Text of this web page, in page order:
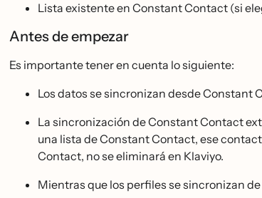
Lista existente en Constant Contact (si
Antes de empezar
Es importante tener en cuenta lo siguiente:
Los datos se sincronizan desde Constant
La sincronización de Constant Contact
una lista de Constant Contact, ese
Contact, no se eliminará en Klaviyo.
Mientras que los perfiles se sincronizan